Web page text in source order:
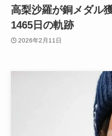
高梨沙羅が銅メダル
1465日の軌跡
2026年2月11日